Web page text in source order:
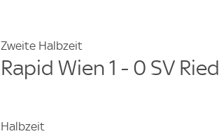
Zweite Halbzeit
Rapid Wien 1 - 0 SV Ried
Halbzeit